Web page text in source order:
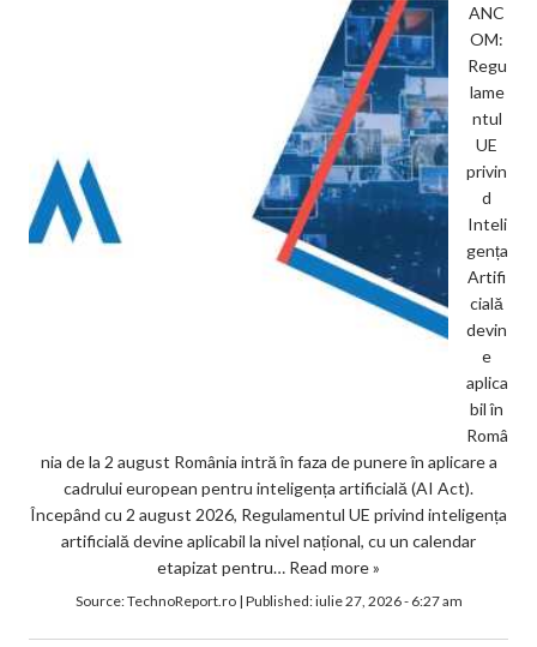
ANC
OM:
Regu
lame
ntul
UE
privin
d
Inteli
gența
Artifi
cială
devin
e
aplica
bil în
Româ
nia de la 2 august România intră în faza de punere în aplicare a
cadrului european pentru inteligența artificială (AI Act).
Începând cu 2 august 2026, Regulamentul UE privind inteligența
artificială devine aplicabil la nivel național, cu un calendar
etapizat pentru… Read more »
Source:TechnoReport.ro| Published:iulie 27, 2026 - 6:27 am